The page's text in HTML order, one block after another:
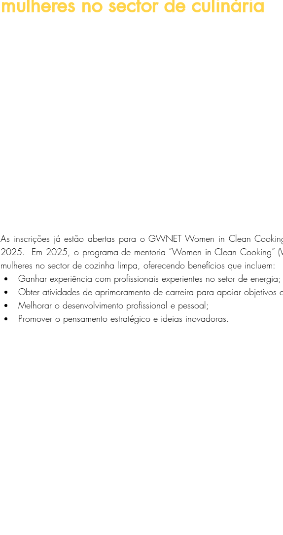
mulheres no sector de culinária
As inscrições já estão abertas para o GWNET Women in Clean
2025.  Em 2025, o programa de mentoria “Women in Clean Cooking”
mulheres no sector de cozinha limpa, oferecendo benefícios que incluem:
Ganhar experiência com profissionais experientes no setor de energia;
Obter atividades de aprimoramento de carreira para apoiar objetivos
Melhorar o desenvolvimento profissional e pessoal;
Promover o pensamento estratégico e ideias inovadoras.